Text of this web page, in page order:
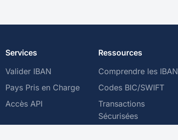
Services
Valider IBAN
Pays Pris en Charge
Accès API
Ressources
Comprendre les IBAN
Codes BIC/SWIFT
Transactions
Sécurisées